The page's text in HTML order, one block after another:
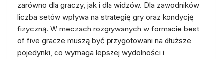
zarówno dla graczy, jak i dla widzów. Dla zawodników
liczba setów wpływa na strategię gry oraz kondycję
fizyczną. W meczach rozgrywanych w formacie best
of five gracze muszą być przygotowani na dłuższe
pojedynki, co wymaga lepszej wydolności i